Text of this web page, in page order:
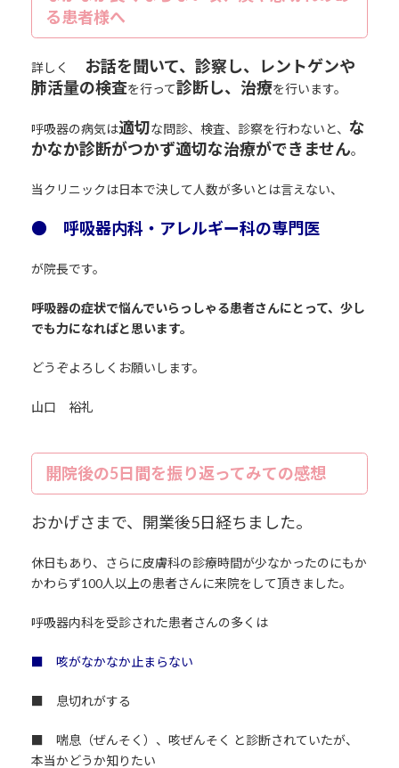
る患者様へ
詳しく
お話を聞いて、診察し、レントゲンや
肺活量の検査を行って診断し、治療を行います。
呼吸器の病気は適切な問診、検査、診察を行わないと、 な
かなか診断がつかず適切な治療ができません。
当クリニックは日本で決して人数が多いとは言えない、
● 呼吸器内科・アレルギー科の専門医
が院長です。
呼吸器の症状で悩んでいらっしゃる患者さんにとって、少し
でも力になればと思います。
どうぞよろしくお願いします。
山口 裕礼
開院後の5日間を振り返ってみての感想
おかげさまで、開業後5日経ちました。
休日もあり、さらに皮膚科の診療時間が少なかったのにもか
かわらず100人以上の患者さんに来院をして頂きました。
呼吸器内科を受診された患者さんの多くは
■ 咳がなかなか止まらない
■ 息切れがする
■ 喘息（ぜんそく）、咳ぜんそく と診断されていたが、
本当かどうか知りたい